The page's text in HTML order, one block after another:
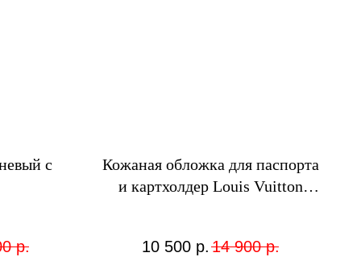
с
р.
Кожаная обложка для паспорта
и картхолдер Louis Vuitton
10 500 р. 14 900 р.